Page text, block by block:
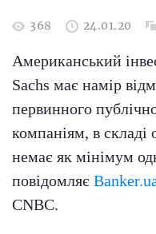
368 24.01.20
Американський
Sachs має намір
первинного
компаніям, в складі
немає як мінімум
повідомляє
CNBC.